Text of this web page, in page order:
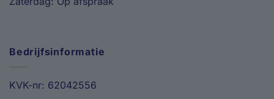
Bedrijfsinformatie
KVK-nr: 62042556